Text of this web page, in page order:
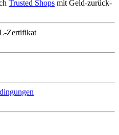
Trusted Shops mit Geld-zurück-
Zertifikat